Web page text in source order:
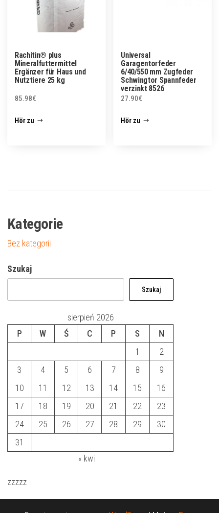
Rachitin® plus
Mineralfuttermittel
Ergänzer für Haus und
Nutztiere 25 kg
85.98€
Hör zu
Universal
Garagentorfeder
6/40/550 mm Zugfeder
Schwingtor Spannfeder
verzinkt 8526
27.90€
Hör zu
Kategorie
Bez kategorii
Szukaj
Szukaj
sierpień 2026
P
W Ś C P S
N
1
2
3
4 5 6 7 8
9
10
11 12 13 14 15
16
17
18 19 20 21 22
23
24
25 26 27 28 29
30
31
« kwi
zzzzz